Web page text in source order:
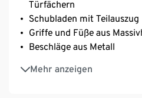
Türfächern
Schubladen mit Teilauszug
Griffe und Füße aus
Beschläge aus Metall
Mehr anzeigen
Hersteller: Schildmeyer
MADE IN GERMANY